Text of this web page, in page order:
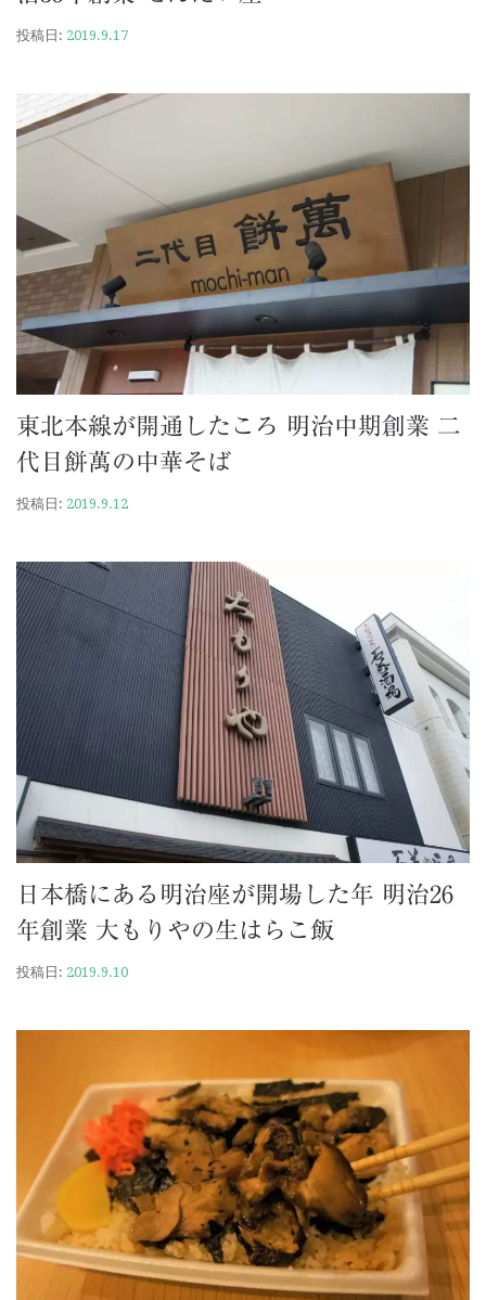
投稿日: 2019.9.17
東北本線が開通したころ 明治中期創業 二
代目餅萬の中華そば
投稿日: 2019.9.12
日本橋にある明治座が開場した年 明治26
年創業 大もりやの生はらこ飯
投稿日: 2019.9.10